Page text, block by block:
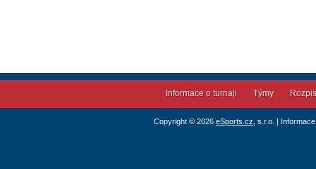
Informace o turnaji Týmy
Copyright © 2026 eSports.cz , s.r.o. |